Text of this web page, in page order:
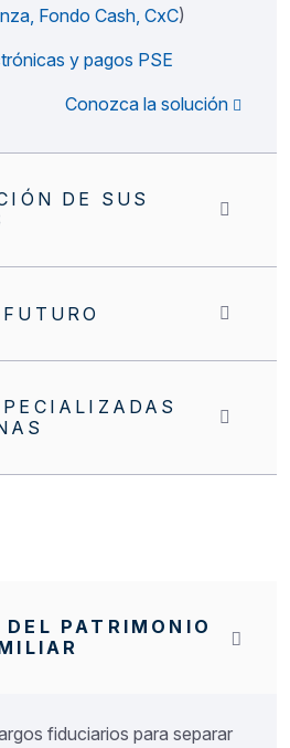
Fondo Cash, CxC)
y pagos PSE
Conozca la solución
DE SUS
DEL PATRIMONIO
fiduciarios para separar